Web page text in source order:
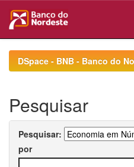
navigationDSpace - BNB - Banco do
Pesquisar
Pesquisar:
por